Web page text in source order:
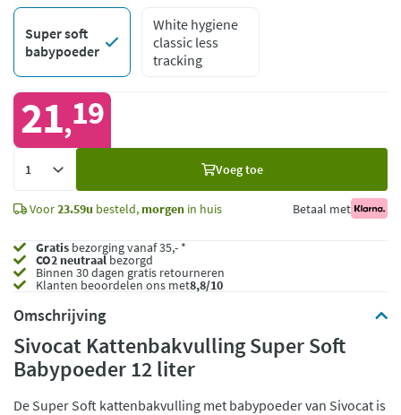
Super soft
babypoeder
White hygiene
classic less
tracking
21,19
Voeg toe
Voor23.59u besteld, morgen in huis Betaal met
Gratis bezorging vanaf 35,- *
CO2 neutraalbezorgd
Binnen 30 dagen gratis retourneren
Klanten beoordelen ons met8,8/10
Omschrijving
Sivocat Kattenbakvulling Super Soft
Babypoeder 12 liter
De Super Soft kattenbakvulling met babypoeder van Sivocat is